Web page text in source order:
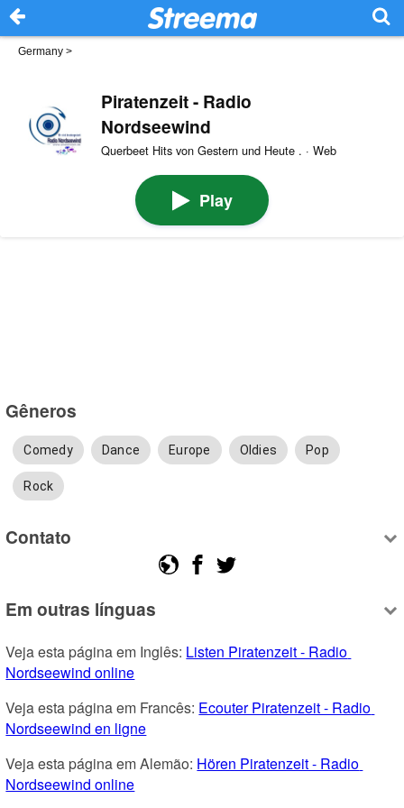
Germany >
Piratenzeit - Radio
Nordseewind
Querbeet Hits von Gestern und Heute . · Web
Play
Gêneros
Comedy Dance Europe Oldies Pop
Rock
Contato
Em outras línguas
Veja esta página em Inglês: Listen Piratenzeit - Radio
Nordseewind online
Veja esta página em Francês: Ecouter Piratenzeit - Radio
Nordseewind en ligne
Veja esta página em Alemão: Hören Piratenzeit - Radio
Nordseewind online